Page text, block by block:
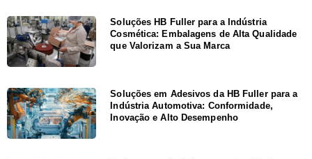
Soluções HB Fuller para a Indústria
Cosmética: Embalagens de Alta Qualidade
que Valorizam a Sua Marca
Soluções em Adesivos da HB Fuller para a
Indústria Automotiva: Conformidade,
Inovação e Alto Desempenho